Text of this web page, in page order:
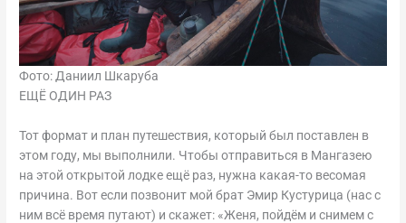
Фото: Даниил Шкаруба
ЕЩЁ ОДИН РАЗ
Тот формат и план путешествия, который был поставлен в
этом году, мы выполнили. Чтобы отправиться в Мангазею
на этой открытой лодке ещё раз, нужна какая-то весомая
причина. Вот если позвонит мой брат Эмир Кустурица (нас с
ним всё время путают) и скажет: «Женя, пойдём и снимем с